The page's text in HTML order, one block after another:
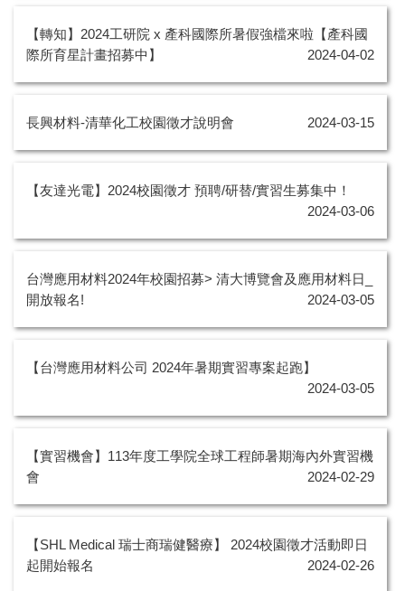
【轉知】2024工研院 x 產科國際所暑假強檔來啦【產科國
際所育星計畫招募中】
2024-04-02
長興材料-清華化工校園徵才說明會 2024-03-15
【友達光電】2024校園徵才 預聘/研替/實習生募集中！
2024-03-06
台灣應用材料2024年校園招募> 清大博覽會及應用材料日_
開放報名!
2024-03-05
【台灣應用材料公司 2024年暑期實習專案起跑】
2024-03-05
【實習機會】113年度工學院全球工程師暑期海內外實習機
會
2024-02-29
【SHL Medical 瑞士商瑞健醫療】 2024校園徵才活動即日
起開始報名
2024-02-26